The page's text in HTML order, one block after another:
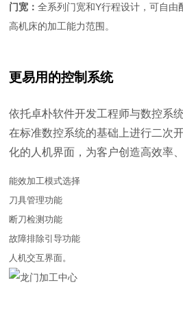
门宽：全系列门宽和Y行程设计，可自由
高机床的加工能力范围。
更易用的控制系统
依托卓朴软件开发工程师与数控系
在标准数控系统的基础上进行二次
化的人机界面，为客户创造高效率
能效加工模式选择
刀具管理功能
断刀检测功能
故障排除引导功能
人机交互界面。